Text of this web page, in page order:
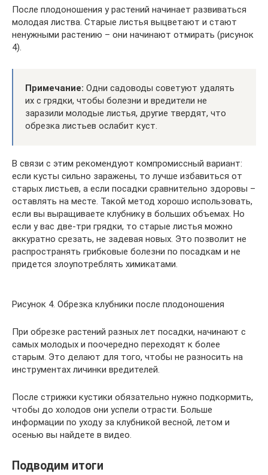
После плодоношения у растений начинает развиваться
молодая листва. Старые листья выцветают и стают
ненужными растению – они начинают отмирать (рисунок
4).
Примечание: Одни садоводы советуют удалять
их с грядки, чтобы болезни и вредители не
заразили молодые листья, другие твердят, что
обрезка листьев ослабит куст.
В связи с этим рекомендуют компромиссный вариант:
если кусты сильно заражены, то лучше избавиться от
старых листьев, а если посадки сравнительно здоровы –
оставлять на месте. Такой метод хорошо использовать,
если вы выращиваете клубнику в больших объемах. Но
если у вас две-три грядки, то старые листья можно
аккуратно срезать, не задевая новых. Это позволит не
распространять грибковые болезни по посадкам и не
придется злоупотреблять химикатами.
Рисунок 4. Обрезка клубники после плодоношения
При обрезке растений разных лет посадки, начинают с
самых молодых и поочередно переходят к более
старым. Это делают для того, чтобы не разносить на
инструментах личинки вредителей.
После стрижки кустики обязательно нужно подкормить,
чтобы до холодов они успели отрасти. Больше
информации по уходу за клубникой весной, летом и
осенью вы найдете в видео.
Подводим итоги